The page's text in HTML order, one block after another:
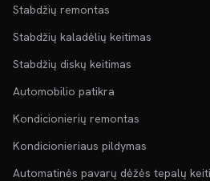
Stabdžių remontas
Stabdžių kaladėlių keitimas
Stabdžių diskų keitimas
Automobilio patikra
Kondicionierių remontas
Kondicionieriaus pildymas
Automatinės pavarų dėžės tepalų